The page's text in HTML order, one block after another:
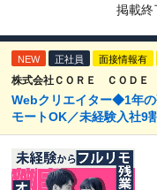
掲載終
NEW 正社員 面接情報有
株式会社ＣＯＲＥ ＣＯＤＥ
Webクリエイター◆1年の
モートOK／未経験入社9